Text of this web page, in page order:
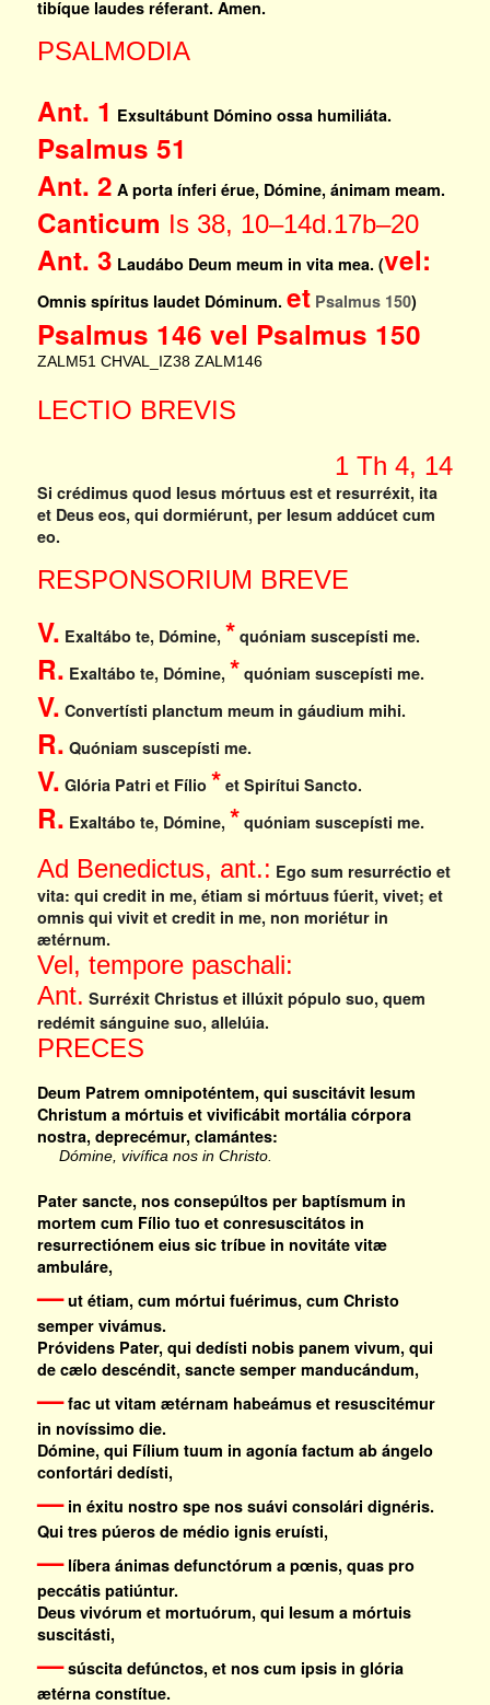
tibíque laudes réferant. Amen.
PSALMODIA
Ant. 1 Exsultábunt Dómino ossa humiliáta.
Psalmus 51
Ant. 2 A porta ínferi érue, Dómine, ánimam meam.
Canticum Is 38, 10–14d.17b–20
Ant. 3 Laudábo Deum meum in vita mea. (vel:
Omnis spíritus laudet Dóminum. et Psalmus 150)
Psalmus 146 vel Psalmus 150
ZALM51 CHVAL_IZ38 ZALM146
LECTIO BREVIS
1 Th 4, 14
Si crédimus quod Iesus mórtuus est et resurréxit, ita
et Deus eos, qui dormiérunt, per Iesum addúcet cum
eo.
RESPONSORIUM BREVE
V. Exaltábo te, Dómine, * quóniam suscepísti me.
R. Exaltábo te, Dómine, * quóniam suscepísti me.
V. Convertísti planctum meum in gáudium mihi.
R. Quóniam suscepísti me.
V. Glória Patri et Fílio * et Spirítui Sancto.
R. Exaltábo te, Dómine, * quóniam suscepísti me.
Ad Benedictus, ant.: Ego sum resurréctio et
vita: qui credit in me, étiam si mórtuus fúerit, vivet; et
omnis qui vivit et credit in me, non moriétur in
ætérnum.
Vel, tempore paschali:
Ant. Surréxit Christus et illúxit pópulo suo, quem
redémit sánguine suo, allelúia.
PRECES
Deum Patrem omnipoténtem, qui suscitávit Iesum
Christum a mórtuis et vivificábit mortália córpora
nostra, deprecémur, clamántes:
Dómine, vivífica nos in Christo.
Pater sancte, nos consepúltos per baptísmum in
mortem cum Fílio tuo et conresuscitátos in
resurrectiónem eius sic tríbue in novitáte vitæ
ambuláre,
—ut étiam, cum mórtui fuérimus, cum Christo
semper vivámus.
Próvidens Pater, qui dedísti nobis panem vivum, qui
de cælo descéndit, sancte semper manducándum,
—fac ut vitam ætérnam habeámus et resuscitémur
in novíssimo die.
Dómine, qui Fílium tuum in agonía factum ab ángelo
confortári dedísti,
—in éxitu nostro spe nos suávi consolári dignéris.
Qui tres púeros de médio ignis eruísti,
—líbera ánimas defunctórum a pœnis, quas pro
peccátis patiúntur.
Deus vivórum et mortuórum, qui Iesum a mórtuis
suscitásti,
—súscita defúnctos, et nos cum ipsis in glória
ætérna constítue.